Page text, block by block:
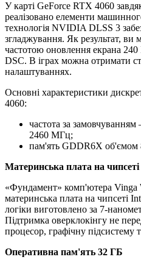
У карті GeForce RTX 4060
реалізовано елементи
технологія NVIDIA DLSS 3
згладжування. Як результат, ви
частотою оновлення екрана
DSC. В іграх можна отримати
налаштуваннях.
Основні характеристики
4060:
частота за
2460 МГц;
пам'ять GDDR6X об'ємом
Материнська плата на
«Фундамент» комп'ютера
материнська плата на чипсеті
логіки виготовлено за 7-
Підтримка оверклокінгу не
процесор, графічну підсистему
Оперативна пам'ять 32 ГБ